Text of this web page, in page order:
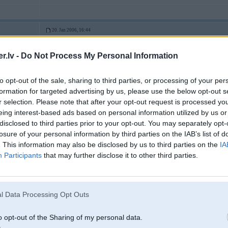
- Do Not Process My Personal Information
opt-out of the sale, sharing to third parties, or processing of your
for targeted advertising by us, please use the below opt-out
selection. Please note that after your opt-out request is processed
interest-based ads based on personal information utilized by us
to third parties prior to your opt-out. You may separately
of your personal information by third parties on the IAB’s list of
This information may also be disclosed by us to third parties on the
Participants that may further disclose it to other third parties.
Data Processing Opt Outs
opt-out of the Sharing of my personal data.
20. Jan 2006, 16:44
Dumi stipri balti pa izputeju gazas, bet tas nevaretu but del trakajiem
hvz, vai tik jaunai mashinai varetu tosols zust motoraa ?
20. Jan 2006, 16:47
Angeles
2006-01-20 16:44, normundss rakstīja:
Dumi stipri balti pa izputeju gazas, bet tas nevaretu but del trakajiem
hvz, vai tik jaunai mashinai varetu tosols zust motoraa ?
nu nezinu protams tava "jaunaa" auto veesturi bet nu vaacijaa 5 gadu